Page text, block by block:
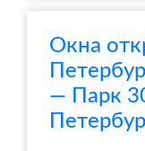
Окна
— Парк